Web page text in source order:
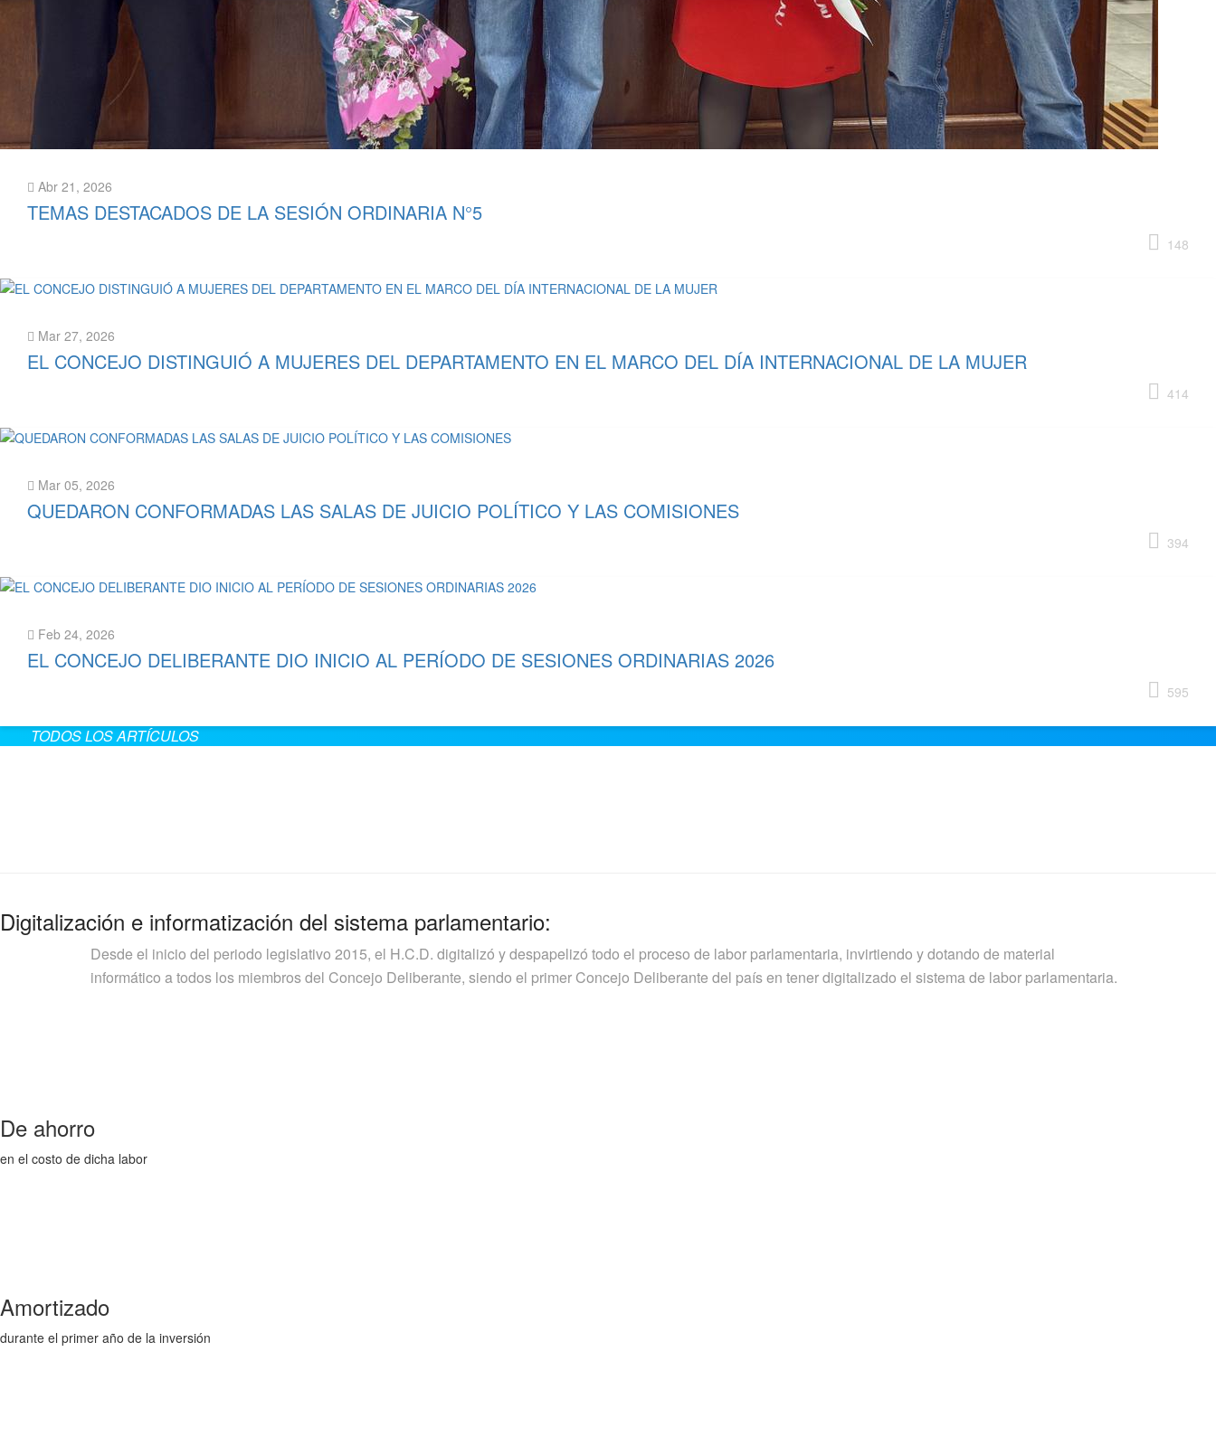
Abr 21, 2026
TEMAS DESTACADOS DE LA SESIÓN ORDINARIA N°5
148
Mar 27, 2026
EL CONCEJO DISTINGUIÓ A MUJERES DEL DEPARTAMENTO EN EL MARCO DEL DÍA INTERNACIONAL DE LA MUJER
414
Mar 05, 2026
QUEDARON CONFORMADAS LAS SALAS DE JUICIO POLÍTICO Y LAS COMISIONES
394
Feb 24, 2026
EL CONCEJO DELIBERANTE DIO INICIO AL PERÍODO DE SESIONES ORDINARIAS 2026
595
TODOS LOS ARTÍCULOS
Digitalización e informatización del sistema parlamentario:
Desde el inicio del periodo legislativo 2015, el H.C.D. digitalizó y despapelizó todo el proceso de labor parlamentaria, invirtiendo y dotando de material
informático a todos los miembros del Concejo Deliberante, siendo el primer Concejo Deliberante del país en tener digitalizado el sistema de labor parlamentaria.
De ahorro
en el costo de dicha labor
Amortizado
durante el primer año de la inversión